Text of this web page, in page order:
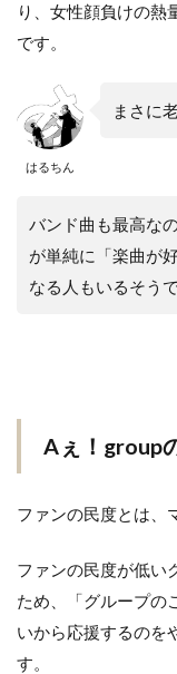
り、女性顔負けの熱
です。
はるちん
まさに
バンド曲も最高な
が単純に「楽曲が
なる人もいるそう
Aぇ！group
ファンの民度とは、
ファンの民度が低い
ため、「グループの
いから応援するのを
す。